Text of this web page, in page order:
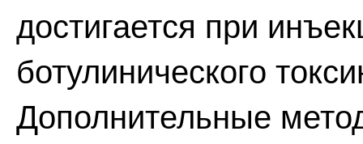
достигается при
ботулинического
Дополнительные